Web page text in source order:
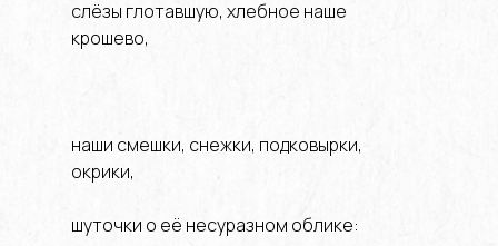
слёзы глотавшую, хлебное наше
крошево,
наши смешки, снежки, подковырки,
окрики,
шуточки о её несуразном облике: